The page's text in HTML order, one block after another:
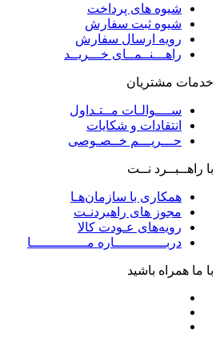
شیوه های پرداخت
شیوه ثبت سفارش
رویه ارسال سفارش
راهـــنــمــای خـــریــد
خدمات مشتریان
ســــوالـات مــتـداول
انتقادات و شکایات
حـــریـــم خــصـوصی
با راهــبــرد نــت
همکاری با سازمان‌هـا
مجوز های راهبردنـت
رویه‌های عـودت کالا
دربـــــــــــــاره مــــــــــــــا
با ما همراه باشید